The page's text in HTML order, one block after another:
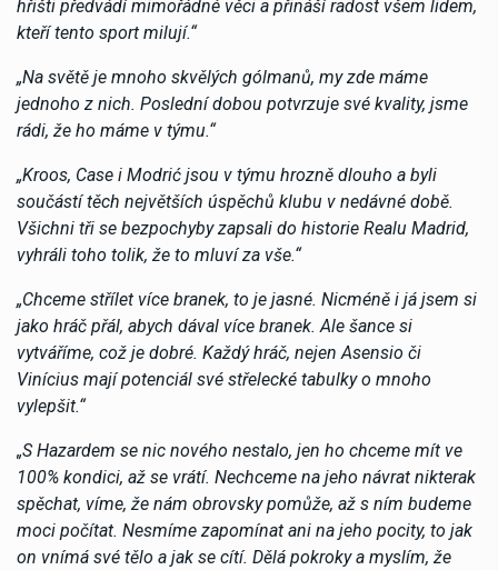
hřišti předvádí mimořádné věci a přináší radost všem lidem,
kteří tento sport milují.“
„Na světě je mnoho skvělých gólmanů, my zde máme
jednoho z nich. Poslední dobou potvrzuje své kvality, jsme
rádi, že ho máme v týmu.“
„Kroos, Case i Modrić jsou v týmu hrozně dlouho a byli
součástí těch největších úspěchů klubu v nedávné době.
Všichni tři se bezpochyby zapsali do historie Realu Madrid,
vyhráli toho tolik, že to mluví za vše.“
„Chceme střílet více branek, to je jasné. Nicméně i já jsem si
jako hráč přál, abych dával více branek. Ale šance si
vytváříme, což je dobré. Každý hráč, nejen Asensio či
Vinícius mají potenciál své střelecké tabulky o mnoho
vylepšit.“
„S Hazardem se nic nového nestalo, jen ho chceme mít ve
100% kondici, až se vrátí. Nechceme na jeho návrat nikterak
spěchat, víme, že nám obrovsky pomůže, až s ním budeme
moci počítat. Nesmíme zapomínat ani na jeho pocity, to jak
on vnímá své tělo a jak se cítí. Dělá pokroky a myslím, že